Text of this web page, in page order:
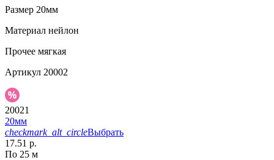
Размер 20мм
Материал нейлон
Прочее мягкая
Артикул 20002
20021
20мм
checkmark_alt_circleВыбрать
17.51 р.
По 25 м